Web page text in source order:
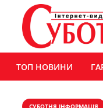
ТОП НОВИНИ
СУБОТНЯ ІНФОРМАЦІЯ